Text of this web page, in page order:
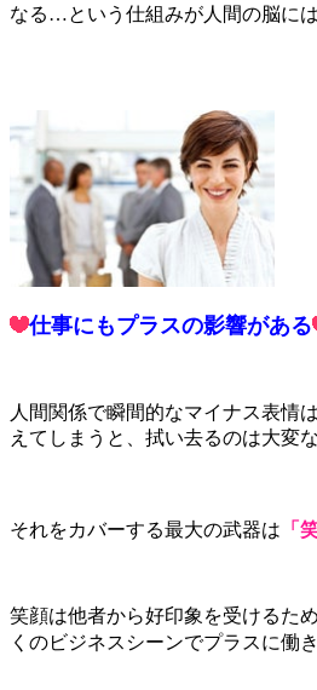
なる…という仕組みが人間の脳に
仕事にもプラスの影響がある
人間関係で瞬間的なマイナス表情
えてしまうと、拭い去るのは大変
それをカバーする最大の武器は 「
笑顔は他者から好印象を受けるた
くのビジネスシーンでプラスに働